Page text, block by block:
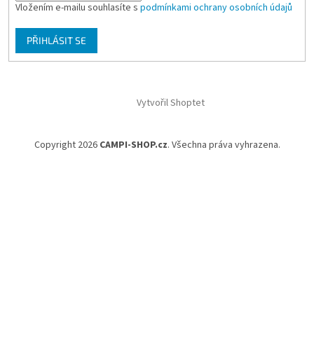
Vložením e-mailu souhlasíte s podmínkami ochrany osobních údajů
PŘIHLÁSIT SE
Vytvořil Shoptet
Copyright 2026 CAMPI-SHOP.cz. Všechna práva vyhrazena.